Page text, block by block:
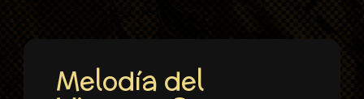
Melodía del